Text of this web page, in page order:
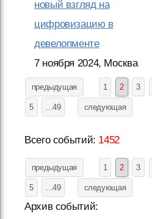
новый взгляд на
цифровизацию в
девелопменте
7 ноября 2024, Москва
предыдущая 1 2 3
5 ...49 следующая
Всего событий: 1452
предыдущая 1 2 3
5 ...49 следующая
Архив событий: